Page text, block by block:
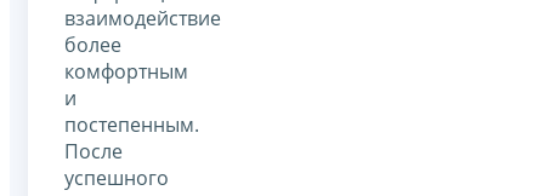
взаимодействие
более
комфортным
и
постепенным.
После
успешного